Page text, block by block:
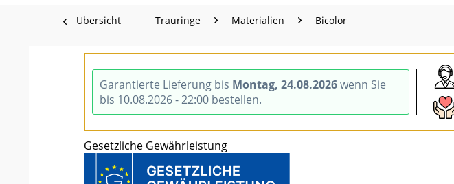
Übersicht Trauringe Materialien Bicolor
Garantierte Lieferung bis Montag, 24.08.2026wenn Sie
bis 10.08.2026 - 22:00 bestellen.
Gesetzliche Gewährleistung